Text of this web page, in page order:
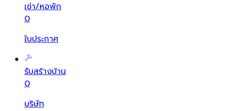
เช่า/หอพัก
0
ใบประกาศ
รับสร้างบ้าน
0
บริษัท